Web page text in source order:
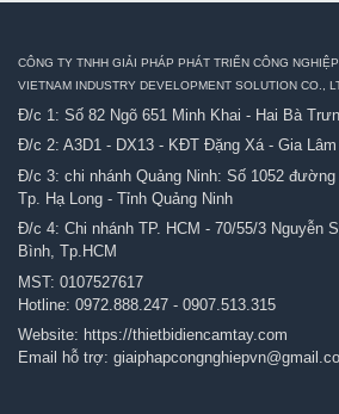
CÔNG TY TNHH GIẢI PHÁP PHÁT TRIỂN CÔNG
VIETNAM INDUSTRY DEVELOPMENT SOLUTION CO.,
Đ/c 1: Số 82 Ngõ 651 Minh Khai - Hai Bà
Đ/c 2: A3D1 - DX13 - KĐT Đặng Xá - Gia Lâm
Đ/c 3: chi nhánh Quảng Ninh: Số 1052 đường
Tp. Hạ Long - Tỉnh Quảng Ninh
Đ/c 4: Chi nhánh TP. HCM - 70/55/3 Nguyễn
Bình, Tp.HCM
MST: 0107527617
Hotline: 0972.888.247 - 0907.513.315
Website: https://thietbidiencamtay.com
Email hỗ trợ: